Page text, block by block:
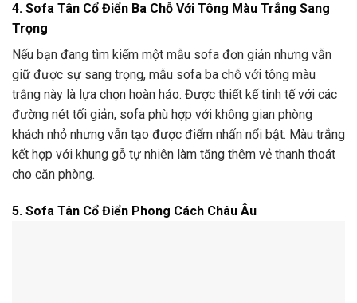
4. Sofa Tân Cổ Điển Ba Chỗ Với Tông Màu Trắng Sang
Trọng
Nếu bạn đang tìm kiếm một mẫu sofa đơn giản nhưng vẫn
giữ được sự sang trọng, mẫu sofa ba chỗ với tông màu
trắng này là lựa chọn hoàn hảo. Được thiết kế tinh tế với các
đường nét tối giản, sofa phù hợp với không gian phòng
khách nhỏ nhưng vẫn tạo được điểm nhấn nổi bật. Màu trắng
kết hợp với khung gỗ tự nhiên làm tăng thêm vẻ thanh thoát
cho căn phòng.
5. Sofa Tân Cổ Điển Phong Cách Châu Âu